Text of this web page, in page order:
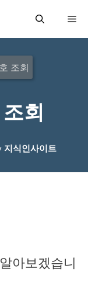
메
조회
회
지식인사이트
아보겠습니